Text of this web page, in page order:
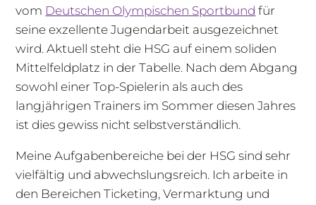
vom Deutschen Olympischen Sportbund für
seine exzellente Jugendarbeit ausgezeichnet
wird. Aktuell steht die HSG auf einem soliden
Mittelfeldplatz in der Tabelle. Nach dem Abgang
sowohl einer Top-Spielerin als auch des
langjährigen Trainers im Sommer diesen Jahres
ist dies gewiss nicht selbstverständlich.
Meine Aufgabenbereiche bei der HSG sind sehr
vielfältig und abwechslungsreich. Ich arbeite in
den Bereichen Ticketing, Vermarktung und